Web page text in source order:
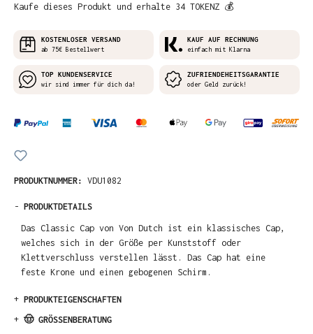
Kaufe dieses Produkt und erhalte 34 TOKENZ 💰
KOSTENLOSER VERSAND
ab 75€ Bestellwert
KAUF AUF RECHNUNG
einfach mit Klarna
TOP KUNDENSERVICE
wir sind immer für dich da!
ZUFRIENDEHEITSGARANTIE
oder Geld zurück!
PRODUKTNUMMER: VDU1082
- PRODUKTDETAILS
Das Classic Cap von Von Dutch ist ein klassisches Cap,
welches sich in der Größe per Kunststoff oder
Klettverschluss verstellen lässt. Das Cap hat eine
feste Krone und einen gebogenen Schirm.
+ PRODUKTEIGENSCHAFTEN
+ 🤠 GRÖSSENBERATUNG